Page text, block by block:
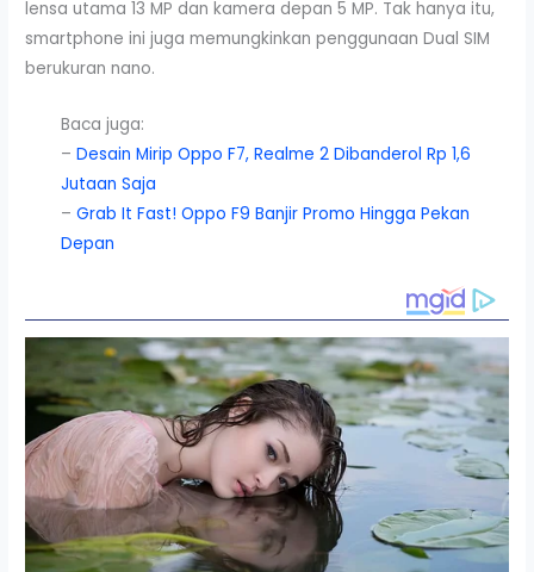
lensa utama 13 MP dan kamera depan 5 MP. Tak hanya itu,
smartphone ini juga memungkinkan penggunaan Dual SIM
berukuran nano.
Baca juga:
–Desain Mirip Oppo F7, Realme 2 Dibanderol Rp 1,6
Jutaan Saja
–Grab It Fast! Oppo F9 Banjir Promo Hingga Pekan
Depan